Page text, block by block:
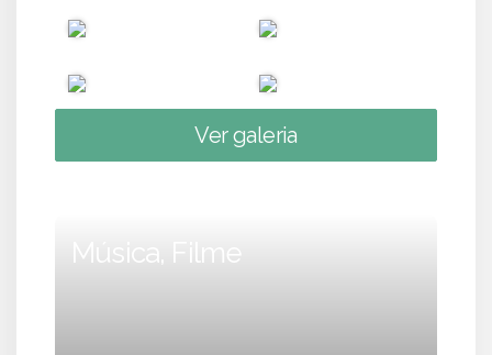
Ver galeria
Música, Filme